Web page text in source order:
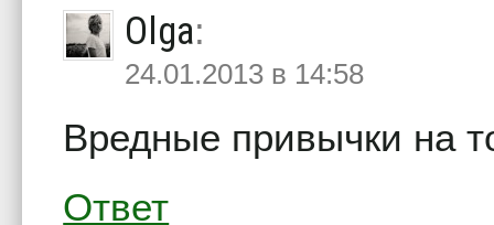
Olga:
24.01.2013 в 14:58
Вредные привычки на
Ответ